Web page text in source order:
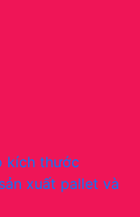
kích thước
xuất pallet và